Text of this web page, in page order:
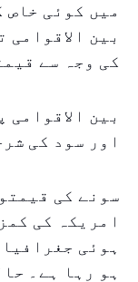
میں کوئی
بین
کی وجہ سے
بین
اور سود کی
سونے کی
امریکہ کی
ہوئی
ہو رہا ہے۔